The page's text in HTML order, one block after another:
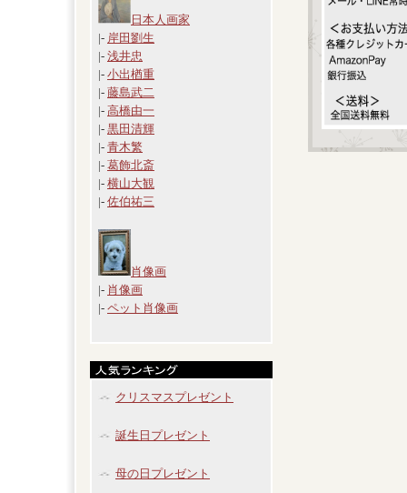
日本人画家
|- 岸田劉生
|- 浅井忠
|- 小出楢重
|- 藤島武二
|- 高橋由一
|- 黒田清輝
|- 青木繁
|- 葛飾北斎
|- 横山大観
|- 佐伯祐三
肖像画
|- 肖像画
|- ペット肖像画
クリスマスプレゼント
誕生日プレゼント
母の日プレゼント